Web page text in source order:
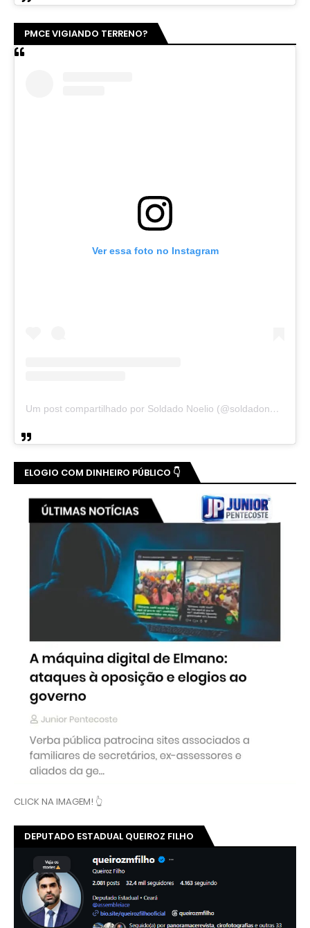
PMCE VIGIANDO TERRENO?
Ver essa foto no Instagram
Um post compartilhado por Soldado Noelio (@soldadonoelio)
ELOGIO COM DINHEIRO PÚBLICO 👇
CLICK NA IMAGEM! 👆
DEPUTADO ESTADUAL QUEIROZ FILHO